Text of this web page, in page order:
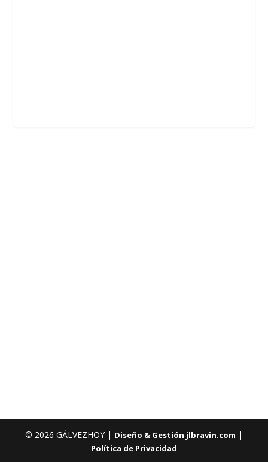
© 2026 GÁLVEZHOY | Diseño & Gestión jlbravin.com |
Política de Privacidad